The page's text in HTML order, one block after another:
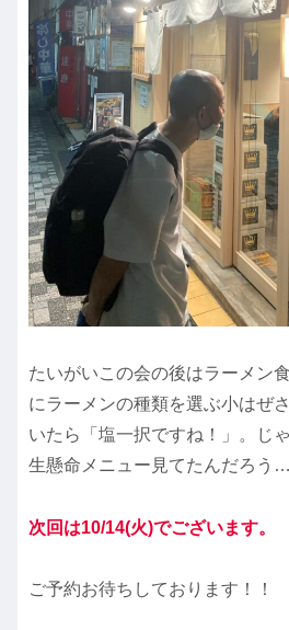
たいがいこの会の後はラーメン
にラーメンの種類を選ぶ小はぜ
いたら「塩一択ですね！」。じ
生懸命メニュー見てたんだろう…
次回は10/14(火)でございます。
ご予約お待ちしております！！